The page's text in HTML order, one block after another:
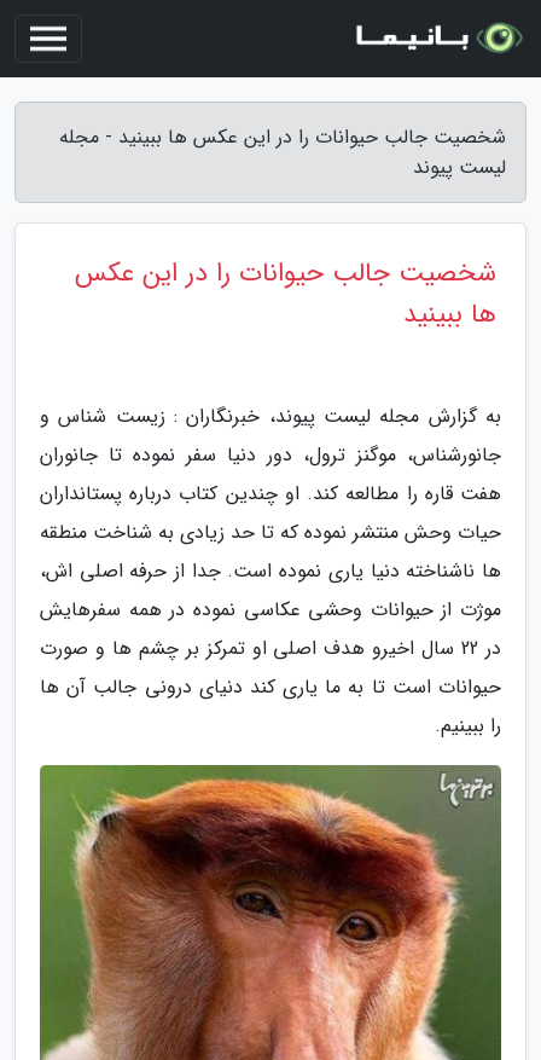
شخصیت جالب حیوانات را در این عکس ها ببینید - مجله
لیست پیوند
شخصیت جالب حیوانات را در این عکس
ها ببینید
به گزارش مجله لیست پیوند، خبرنگاران : زیست شناس و
جانورشناس، موگنز ترول، دور دنیا سفر نموده تا جانوران
هفت قاره را مطالعه کند. او چندین کتاب درباره پستانداران
حیات وحش منتشر نموده که تا حد زیادی به شناخت منطقه
ها ناشناخته دنیا یاری نموده است. جدا از حرفه اصلی اش،
موژت از حیوانات وحشی عکاسی نموده در همه سفرهایش
در 22 سال اخیرو هدف اصلی او تمرکز بر چشم ها و صورت
حیوانات است تا به ما یاری کند دنیای درونی جالب آن ها
را ببینیم.